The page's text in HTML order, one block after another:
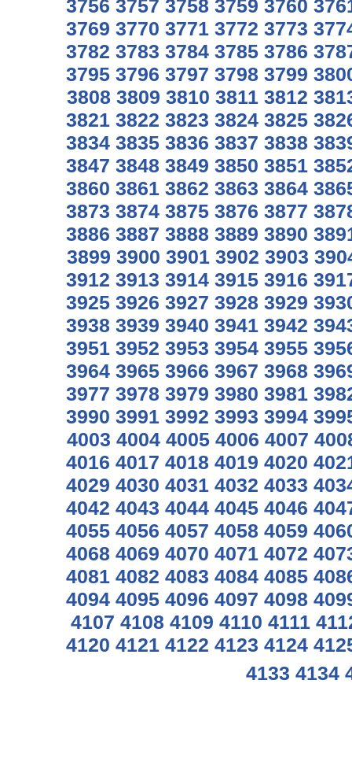
3756 3757 3758 3759 3760
3769 3770 3771 3772 3773
3782 3783 3784 3785 3786
3795 3796 3797 3798 3799
3808 3809 3810 3811 3812
3821 3822 3823 3824 3825
3834 3835 3836 3837 3838
3847 3848 3849 3850 3851
3860 3861 3862 3863 3864
3873 3874 3875 3876 3877
3886 3887 3888 3889 3890
3899 3900 3901 3902 3903
3912 3913 3914 3915 3916
3925 3926 3927 3928 3929
3938 3939 3940 3941 3942
3951 3952 3953 3954 3955
3964 3965 3966 3967 3968
3977 3978 3979 3980 3981
3990 3991 3992 3993 3994
4003 4004 4005 4006 4007
4016 4017 4018 4019 4020
4029 4030 4031 4032 4033
4042 4043 4044 4045 4046
4055 4056 4057 4058 4059
4068 4069 4070 4071 4072
4081 4082 4083 4084 4085
4094 4095 4096 4097 4098
4107 4108 4109 4110 4111
4120 4121 4122 4123 4124
4133 4134